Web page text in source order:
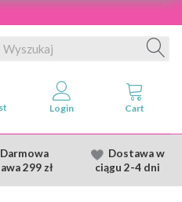
299 zł
Dostawaw
ciągu 2-4 dni